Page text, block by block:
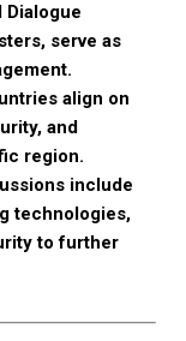
serve as
align on
and
region.
include
technologies,
to further